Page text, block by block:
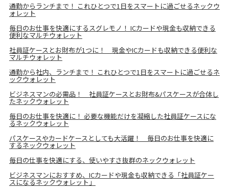
通勤からランチまで！ これひとつで1日をスマートに過ごせるネックウ
ォレット
毎日のお仕事を快適にするスグレモノ！ ICカードや現金も収納できる
便利なマルチウォレット
社員証ケースとお財布が1つに！ 現金やICカードも収納できる便利な
マルチウォレット
通勤から社内、ランチまで！ これひとつで1日をスマートに過ごせるネ
ックウォレット
ビジネスマンの必需品！ 社員証ケースとお財布&パスケースが合体し
たネックウォレット
毎日のお仕事を快適に！ 必要な機能だけを凝縮した社員証ケースにな
るネックウォレット
パスケースやカードケースとしても大活躍！ 毎日のお仕事を快適に
するネックウォレット
毎日の仕事を快適にする、使いやすさ抜群のネックウォレット
ビジネスマンにおすすめ、ICカードや現金も収納できる「社員証ケー
スになるネックウォレット」